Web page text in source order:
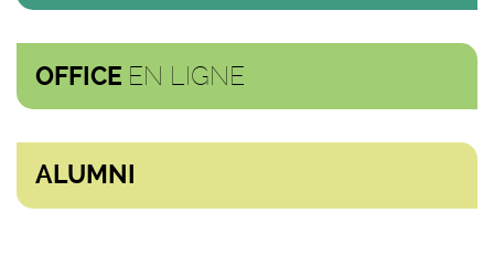
OFFICE EN LIGNE
ALUMNI